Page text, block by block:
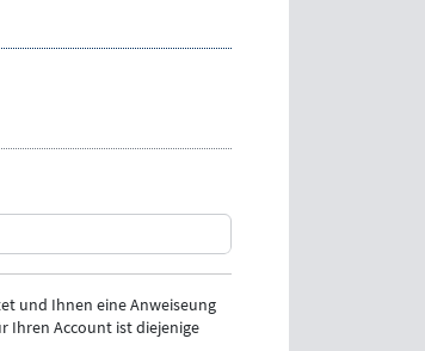
und Ihnen eine Anweiseung
Ihren Account ist diejenige